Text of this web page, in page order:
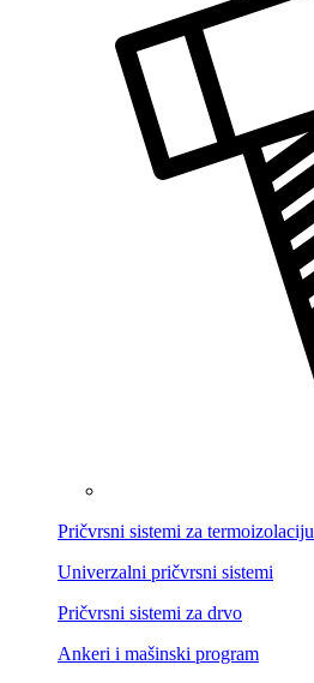
Pričvrsni sistemi za termoizolaciju
Univerzalni pričvrsni sistemi
Pričvrsni sistemi za drvo
Ankeri i mašinski program